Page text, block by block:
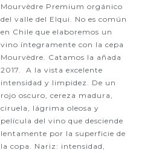
Mourvèdre Premium orgánico
del valle del Elqui. No es común
en Chile que elaboremos un
vino íntegramente con la cepa
Mourvèdre. Catamos la añada
2017. A la vista excelente
intensidad y limpidez. De un
rojo oscuro, cereza madura,
ciruela, lágrima oleosa y
película del vino que desciende
lentamente por la superficie de
la copa. Nariz: intensidad,